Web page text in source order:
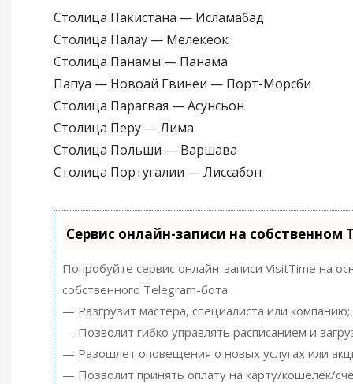
Столица Пакистана — Исламабад
Столица Палау — Мелекеок
Столица Панамы — Панама
Папуа — Новоай Гвинеи — Порт-Морсби
Столица Парагвая — Асунсьон
Столица Перу — Лима
Столица Польши — Варшава
Столица Португалии — Лиссабон
Сервис онлайн-записи на собственном
Попробуйте сервис онлайн-записи VisitTime на
собственного Telegram-бота:
— Разгрузит мастера, специалиста или компанию;
— Позволит гибко управлять расписанием и
— Разошлет оповещения о новых услугах или
— Позволит принять оплату на карту/кошелек/